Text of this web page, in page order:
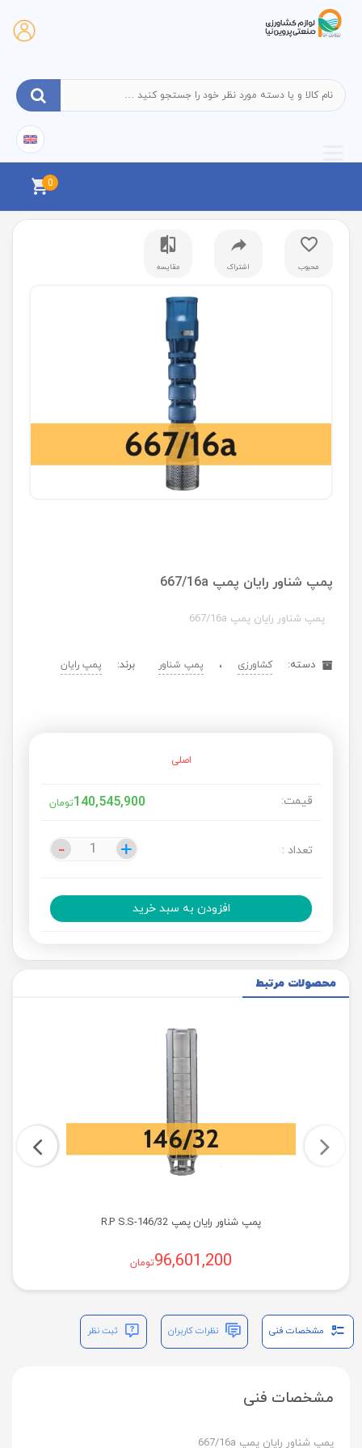
0
محبوب اشتراک مقایسه
پمپ شناور رایان پمپ 667/16a
پمپ شناور رایان پمپ 667/16a
دسته: کشاورزی ، پمپ شناور برند: پمپ رایان
اصلی
قیمت: 140,545,900تومان
تعداد : +
- +
-
افزودن به سبد خرید
محصولات مرتبط
پمپ شناور رایان پمپ R.P S.S-146/32
96,601,200تومان
مشخصات فنی نظرات کاربران ثبت نظر
مشخصات فنی
پمپ شناور رایان پمپ 667/16a